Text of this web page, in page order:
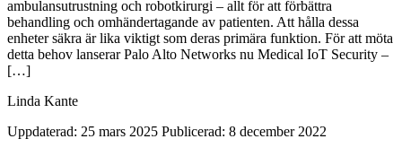
ambulansutrustning och robotkirurgi – allt för att förbättra
behandling och omhändertagande av patienten. Att hålla dessa
enheter säkra är lika viktigt som deras primära funktion. För att möta
detta behov lanserar Palo Alto Networks nu Medical IoT Security –
[…]
Linda Kante
Uppdaterad: 25 mars 2025 Publicerad: 8 december 2022